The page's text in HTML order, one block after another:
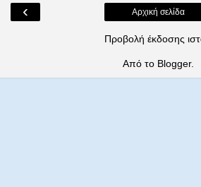
‹ Αρχική σελίδα
Προβολή έκδοσης
Από το Blogger.